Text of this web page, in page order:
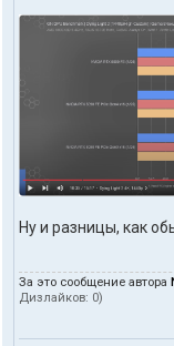
Ну и разницы, как
За это сообщение автора
Дизлайков: 0)